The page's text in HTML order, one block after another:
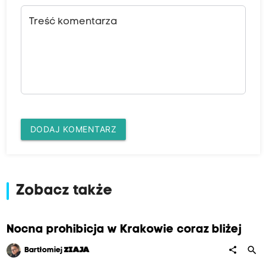
Treść komentarza
DODAJ KOMENTARZ
Zobacz także
Nocna prohibicja w Krakowie coraz bliżej
BartłomiejZIAJA share search